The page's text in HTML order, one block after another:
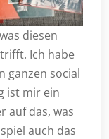
diesen
Ich habe
ganzen social
ist mir ein
auf das, was
auch das